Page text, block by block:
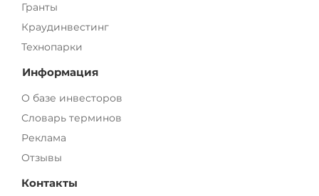
Гранты
Краудинвестинг
Технопарки
Информация
О базе инвесторов
Словарь терминов
Реклама
Отзывы
Контакты